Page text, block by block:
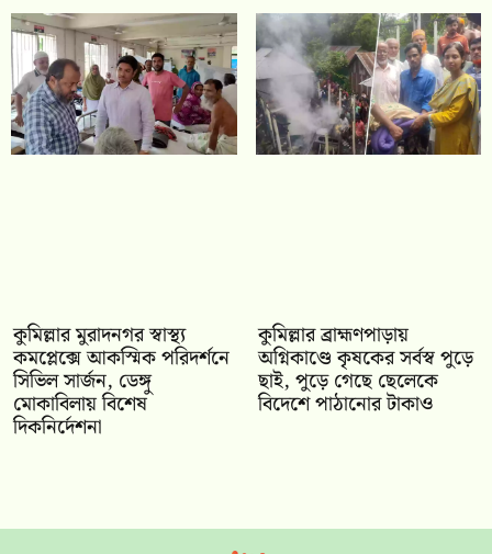
কুমিল্লার মুরাদনগর স্বাস্থ্য
কমপ্লেক্সে আকস্মিক পরিদর্শনে
সিভিল সার্জন, ডেঙ্গু
মোকাবিলায় বিশেষ
দিকনির্দেশনা
কুমিল্লার ব্রাহ্মণপাড়ায়
অগ্নিকাণ্ডে কৃষকের সর্বস্ব পুড়ে
ছাই, পুড়ে গেছে ছেলেকে
বিদেশে পাঠানোর টাকাও